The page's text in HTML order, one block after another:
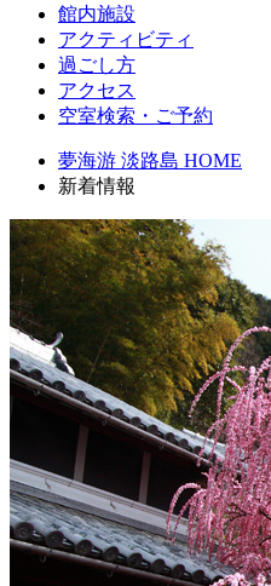
館内施設
アクティビティ
過ごし方
アクセス
空室検索・ご予約
夢海游 淡路島 HOME
新着情報